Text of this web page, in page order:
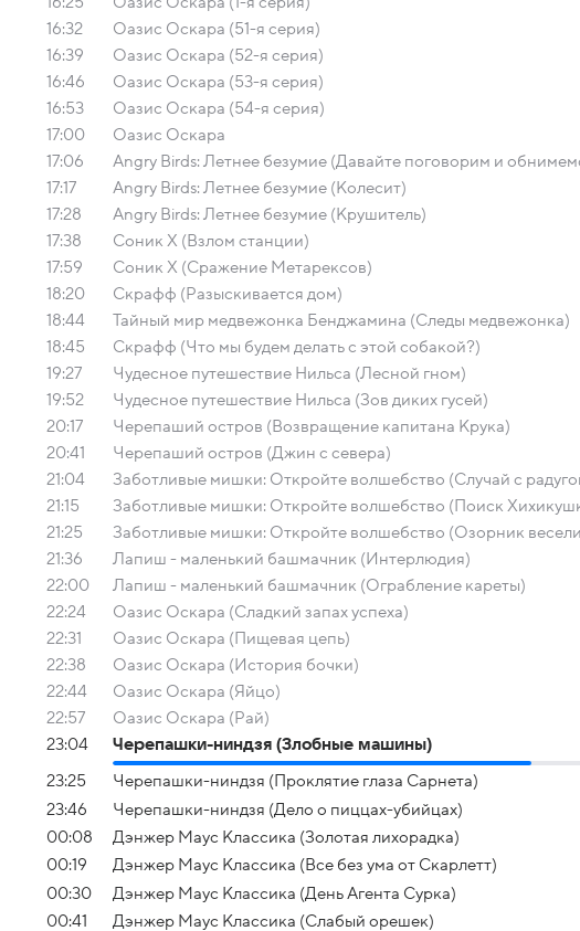
16:32
Оазис Оскара (51-я серия)
16:39
Оазис Оскара (52-я серия)
16:46
Оазис Оскара (53-я серия)
16:53
Оазис Оскара (54-я серия)
17:00
Оазис Оскара
17:06
Angry Birds: Летнее безумие (Давайте поговорим и
17:17
Angry Birds: Летнее безумие (Колесит)
17:28
Angry Birds: Летнее безумие (Крушитель)
17:38
Соник Х (Взлом станции)
17:59
Соник Х (Сражение Метарексов)
18:20
Скрафф (Разыскивается дом)
18:44
Тайный мир медвежонка Бенджамина (Следы медвежонка)
18:45
Скрафф (Что мы будем делать с этой собакой?)
19:27
Чудесное путешествие Нильса (Лесной гном)
19:52
Чудесное путешествие Нильса (Зов диких гусей)
20:17
Черепаший остров (Возвращение капитана Крука)
20:41
Черепаший остров (Джин с севера)
21:04
Заботливые мишки: Откройте волшебство (Случай с
21:15
Заботливые мишки: Откройте волшебство (Поиск
21:25
Заботливые мишки: Откройте волшебство (Озорник
21:36
Лапиш - маленький башмачник (Интерлюдия)
22:00
Лапиш - маленький башмачник (Ограбление кареты)
22:24
Оазис Оскара (Сладкий запах успеха)
22:31
Оазис Оскара (Пищевая цепь)
22:38
Оазис Оскара (История бочки)
22:44
Оазис Оскара (Яйцо)
22:57
Оазис Оскара (Рай)
23:04
Черепашки-ниндзя (Злобные машины)
23:25
Черепашки-ниндзя (Проклятие глаза Сарнета)
23:46
Черепашки-ниндзя (Дело о пиццах-убийцах)
00:08
Дэнжер Маус Классика (Золотая лихорадка)
00:19
Дэнжер Маус Классика (Все без ума от Скарлетт)
00:30
Дэнжер Маус Классика (День Агента Сурка)
00:41
Дэнжер Маус Классика (Слабый орешек)